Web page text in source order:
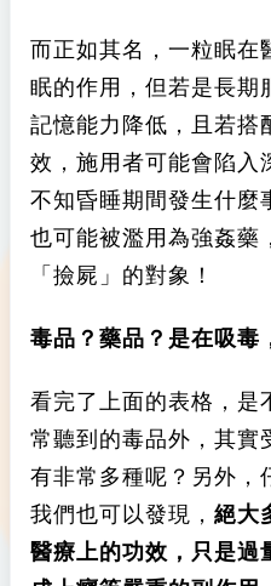
而正如其名，一粒眠在
眠的作用，但若是長期
記憶能力降低，且若搭
效，施用者可能會陷入
不知昏睡期間發生什麼
也可能被濫用為強姦藥
「撿屍」的對象！
毒品？藥品？是在吸毒
看完了上面的表格，是
常聽到的毒品外，其實
有非常多種呢？另外，
我們也可以發現， 絕大
醫療上的功效，只是過